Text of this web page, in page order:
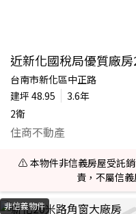
近新化國稅局優質廠房
台南市新化區中正路
建坪 48.95
3.6年
2衛
住商不動產
⚠️ 本物件非信義房屋受託
責，不屬信
非信義物件